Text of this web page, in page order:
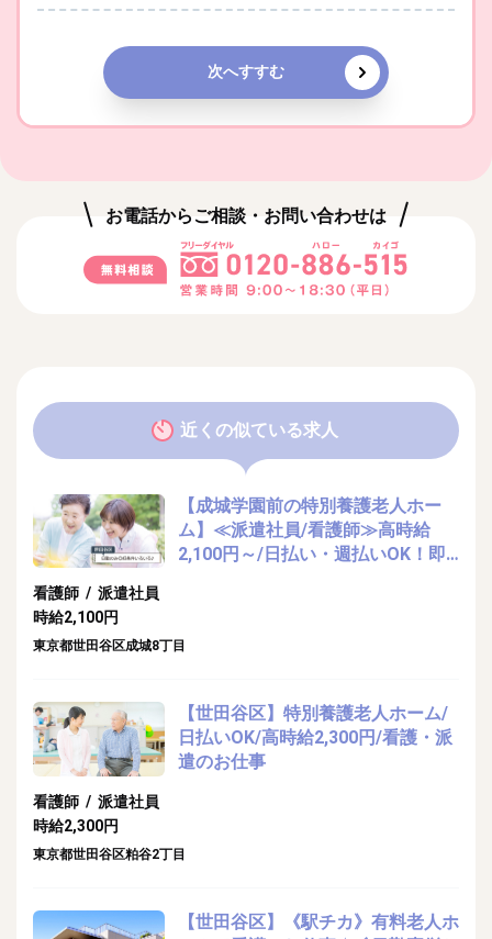
次へすすむ
お電話からご相談・お問い合わせは
近くの似ている求人
【成城学園前の特別養護老人ホー
ム】≪派遣社員/看護師≫高時給
2,100円～/日払い・週払いOK！即
看護師 / 派遣社員
時給2,100円
東京都世田谷区成城8丁目
【世田谷区】特別養護老人ホーム/
日払いOK/高時給2,300円/看護・派
遣のお仕事
看護師 / 派遣社員
時給2,300円
東京都世田谷区粕谷2丁目
【世田谷区】《駅チカ》有料老人ホ